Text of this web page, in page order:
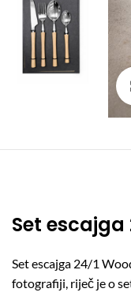
Set
Set escajga 24/1
fotografiji, riječ je o